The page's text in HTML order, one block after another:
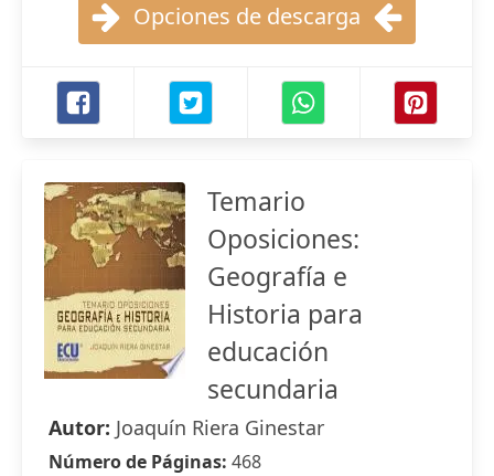
Opciones de descarga
Temario
Oposiciones:
Geografía e
Historia para
educación
secundaria
Autor: Joaquín Riera Ginestar
Número de Páginas: 468